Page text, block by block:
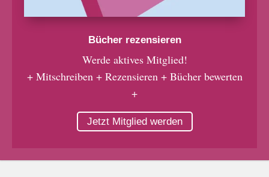
Bücher rezensieren
Werde aktives Mitglied!
+ Mitschreiben + Rezensieren + Bücher bewerten
+
Jetzt Mitglied werden